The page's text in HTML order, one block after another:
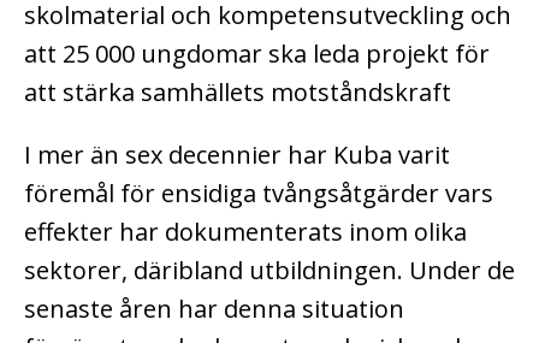
skolmaterial och kompetensutveckling och
att 25 000 ungdomar ska leda projekt för
att stärka samhällets motståndskraft
I mer än sex decennier har Kuba varit
föremål för ensidiga tvångsåtgärder vars
effekter har dokumenterats inom olika
sektorer, däribland utbildningen. Under de
senaste åren har denna situation